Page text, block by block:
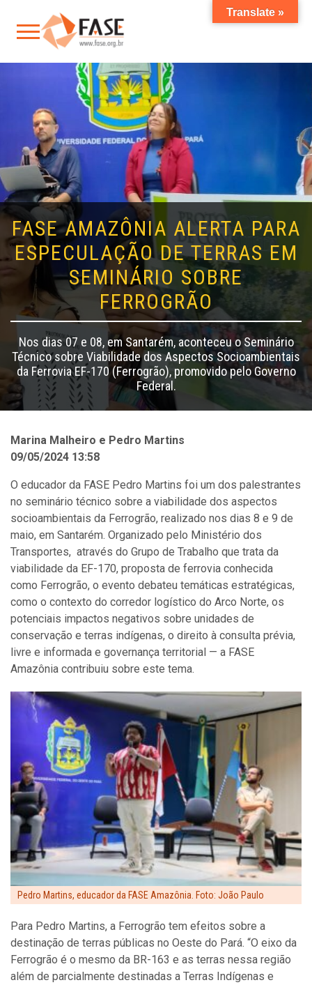
FASE AMAZÔNIA ALERTA PARA
ESPECULAÇÃO DE TERRAS EM
SEMINÁRIO SOBRE
FERROGRÃO
Nos dias 07 e 08, em Santarém, aconteceu o Seminário
Técnico sobre Viabilidade dos Aspectos Socioambientais
da Ferrovia EF-170 (Ferrogrão), promovido pelo Governo
Federal.
Marina Malheiro e Pedro Martins
09/05/2024 13:58
O educador da FASE Pedro Martins foi um dos palestrantes
no seminário técnico sobre a viabilidade dos aspectos
socioambientais da Ferrogrão, realizado nos dias 8 e 9 de
maio, em Santarém. Organizado pelo Ministério dos
Transportes, através do Grupo de Trabalho que trata da
viabilidade da EF-170, proposta de ferrovia conhecida
como Ferrogrão, o evento debateu temáticas estratégicas,
como o contexto do corredor logístico do Arco Norte, os
potenciais impactos negativos sobre unidades de
conservação e terras indígenas, o direito à consulta prévia,
livre e informada e governança territorial — a FASE
Amazônia contribuiu sobre este tema.
Pedro Martins, educador da FASE Amazônia. Foto: João Paulo
Para Pedro Martins, a Ferrogrão tem efeitos sobre a
destinação de terras públicas no Oeste do Pará. “O eixo da
Ferrogrão é o mesmo da BR-163 e as terras nessa região
além de parcialmente destinadas a Terras Indígenas e
Translate »